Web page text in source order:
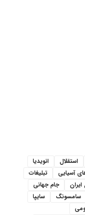
استقلال
انویدیا
آسیایی
تبلیغات
جام جهانی
سامسونگ
سایپا